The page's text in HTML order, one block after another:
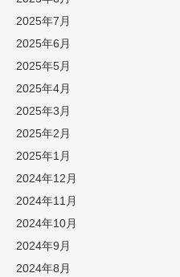
2025年7月
2025年6月
2025年5月
2025年4月
2025年3月
2025年2月
2025年1月
2024年12月
2024年11月
2024年10月
2024年9月
2024年8月